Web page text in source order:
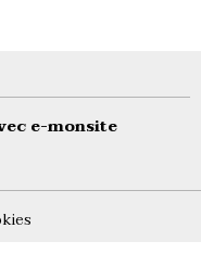
e-monsite